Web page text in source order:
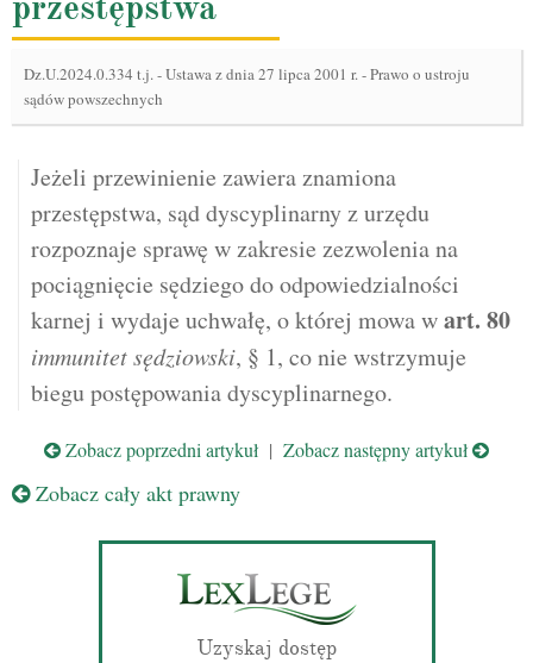
Dz.U.2024.0.334 t.j.-Ustawa z dnia 27 lipca 2001 r. - Prawo o ustroju
sądów powszechnych
Jeżeli przewinienie zawiera znamiona
przestępstwa, sąd dyscyplinarny z urzędu
rozpoznaje sprawę w zakresie zezwolenia na
pociągnięcie sędziego do odpowiedzialności
karnej i wydaje uchwałę, o której mowa wart. 80
immunitet sędziowski, § 1, co nie wstrzymuje
biegu postępowania dyscyplinarnego.
Zobacz poprzedni artykuł | Zobacz następny artykuł
Zobacz cały akt prawny
Uzyskaj dostęp